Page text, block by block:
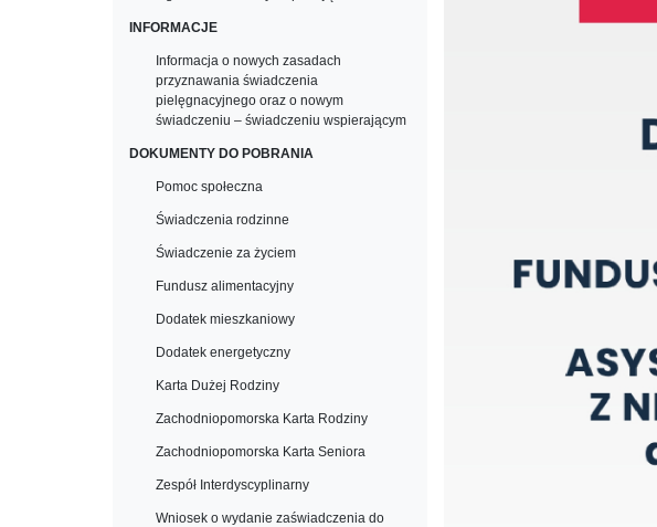
INFORMACJE
Informacja o nowych zasadach
przyznawania świadczenia
pielęgnacyjnego oraz o nowym
świadczeniu – świadczeniu wspierającym
DOKUMENTY DO POBRANIA
Pomoc społeczna
Świadczenia rodzinne
Świadczenie za życiem
Fundusz alimentacyjny
Dodatek mieszkaniowy
Dodatek energetyczny
Karta Dużej Rodziny
Zachodniopomorska Karta Rodziny
Zachodniopomorska Karta Seniora
Zespół Interdyscyplinarny
Wniosek o wydanie zaświadczenia do